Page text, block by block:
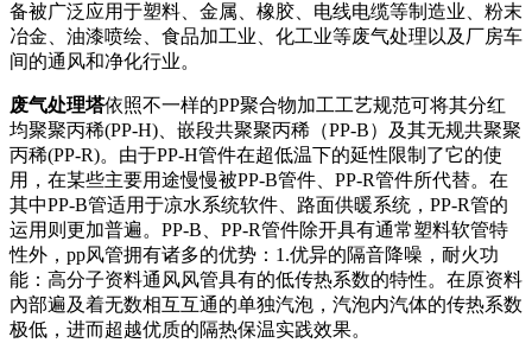
备被广泛应用于塑料、金属、橡胶、电线电缆等制造业、粉末
冶金、油漆喷绘、食品加工业、化工业等废气处理以及厂房车
间的通风和净化行业。
废气处理塔依照不一样的PP聚合物加工工艺规范可将其分红
均聚聚丙稀(PP-H)、嵌段共聚聚丙稀（PP-B）及其无规共聚聚
丙稀(PP-R)。由于PP-H管件在超低温下的延性限制了它的使
用，在某些主要用途慢慢被PP-B管件、PP-R管件所代替。在
其中PP-B管适用于凉水系统软件、路面供暖系统，PP-R管的
运用则更加普遍。PP-B、PP-R管件除开具有通常塑料软管特
性外，pp风管拥有诸多的优势：1.优异的隔音降噪，耐火功
能：高分子资料通风风管具有的低传热系数的特性。在原资料
內部遍及着无数相互互通的单独汽泡，汽泡内汽体的传热系数
极低，进而超越优质的隔热保温实践效果。